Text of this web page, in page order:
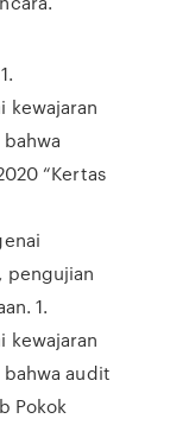
kewajaran
“Kertas
pengujian
1.
kewajaran
audit
Pokok